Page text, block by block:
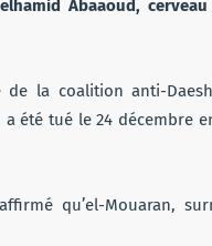
Abaaoud,
la coalition anti-
été tué le 24 décembre
qu’el-Mouaran,